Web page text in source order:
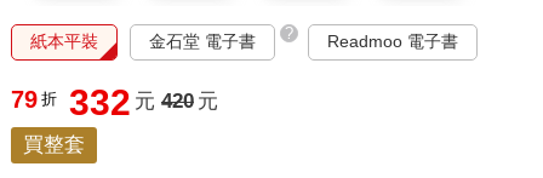
紙本平裝 金石堂 電子書 ? Readmoo 電子書
79 折 332 元 420 元
買整套